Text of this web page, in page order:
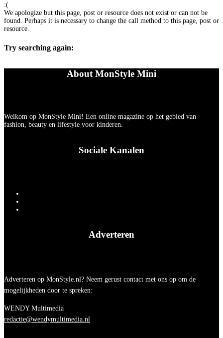
:(
We apologize but this page, post or resource does not exist or can not be
found. Perhaps it is necessary to change the call method to this page, post or
resource.
Try searching again:
About MonStyle Mini
Welkom op MonStyle Mini! Een online magazine op het gebied van
fashion, beauty en lifestyle voor kinderen.
Sociale Kanalen
Adverteren
Adverteren op MonStyle.nl? Neem gerust contact met ons op om de
mogelijkheden door te spreken:
WENDY Multimedia
redactie@wendymultimedia.nl